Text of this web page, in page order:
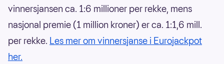
vinnersjansen ca. 1:6 millioner per rekke, mens
nasjonal premie (1 million kroner) er ca. 1:1,6 mill.
per rekke. Les mer om vinnersjanse i Eurojackpot
her.